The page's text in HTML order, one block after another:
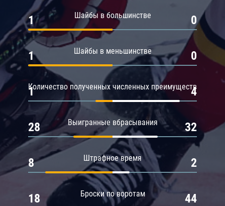
Шайбы в большинстве
1 0
Шайбы в меньшинстве
1 0
Количество полученных численных преимуществ
1 4
Выигранные вбрасывания
28 32
Штрафное время
8 2
Броски по воротам
18 44